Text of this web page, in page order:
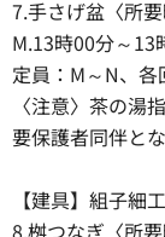
7.手さげ盆〈所要
M.13時00分～13
定員：M～N、各
〈注意〉茶の湯
要保護者同伴とな
【建具】組子細
8.桝つなぎ〈所要